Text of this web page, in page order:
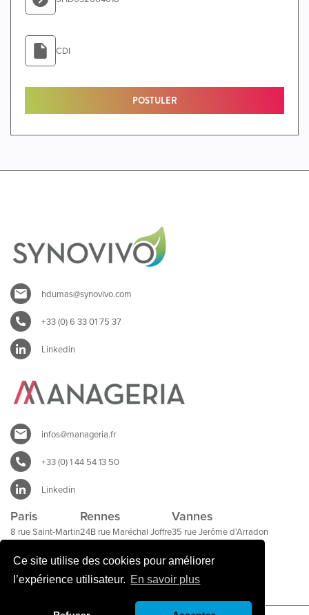
Ce site utilise des cookies pour améliorer
l’expérience utilisateur. En savoir plus
CDI
POSTULER
hdumas@synovivo.com
+33 (0) 6 33 01 75 37
Linkedin
infos@manageria.fr
+33 (0) 1 44 54 13 50
Linkedin
Paris
8 rue Saint-Martin
75004 Paris
Rennes
24B rue Maréchal Joffre
35000 Rennes
Vannes
35 rue Jerôme d'Arradon
56000 Vannes